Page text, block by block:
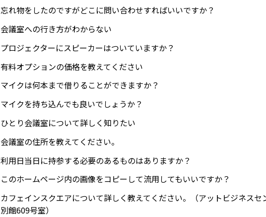
忘れ物をしたのですがどこに問い合わせすればいいですか？
会議室への行き方がわからない
プロジェクターにスピーカーはついていますか？
有料オプションの価格を教えてください
マイクは何本まで借りることができますか？
マイクを持ち込んでも良いでしょうか？
ひとり会議室について詳しく知りたい
会議室の住所を教えてください。
利用日当日に持参する必要のあるものはありますか？
このホームページ内の画像をコピーして流用してもいいですか？
カフェインスクエアについて詳しく教えてください。（アットビジネスセ
別館609号室）